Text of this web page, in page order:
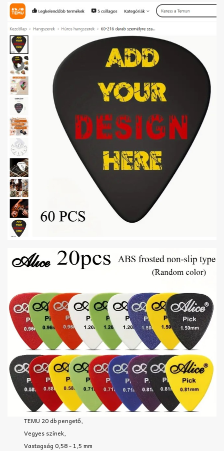
TEMU 20 db pengető,
Vegyes színek,
Vastagság 0,58 - 1,5 mm